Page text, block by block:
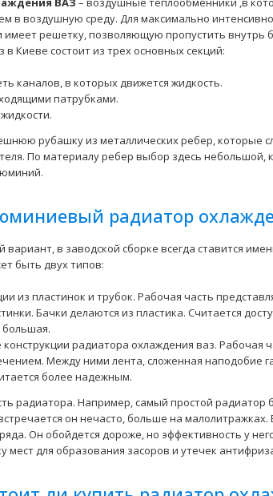
Радиатор охлаждения
алюминиевый Luzar
2230 грн.
Радиатор охлаждения
алюминиевый Luzar
1850 грн.
в воздушную среду. Для максимально
имеет решетку, позволяющую пропустить
Киеве состоит из трех основных секций:
каналов, в которых движется жидкость.
патрубками.
рубашку из металлических ребер, которые
По материалу ребер выбор здесь небольшой,
радиатор
в заводской сборке всегда ставится
быть двух типов:
из пластинок и трубок. Рабочая часть
Бачки делаются из пластика. Считается
большая.
радиатора охлаждения ваз. Рабочая
Между ними лента, сложенная наподобие
более надежным.
радиатора. Например, самый простой радиатор
он нечасто, больше на
Он обойдется дороже, но эффективность у
мест для образования засоров и утечек